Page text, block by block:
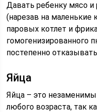
Давать ребенку мясо
(нарезав на маленькие
паровых котлет и
гомогенизированного
постепенно
Яйца
Яйца – это
любого возраста, так